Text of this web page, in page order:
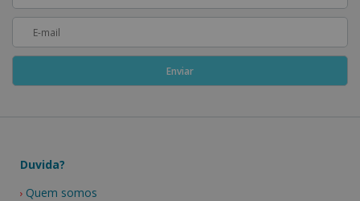
Duvida?
Quem somos